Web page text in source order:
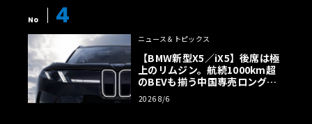
No 4
ニュース＆トピックス
【BMW新型X5／iX5】後席は極
上のリムジン。航続1000km超
のBEVも揃う中国専売ロング仕
様の全貌
2026 8/6